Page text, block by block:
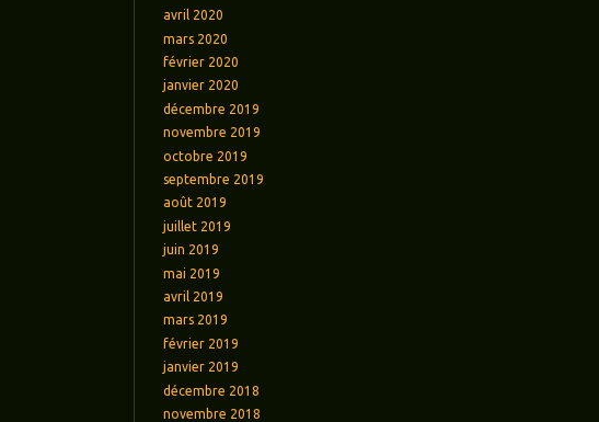
avril 2020
mars 2020
février 2020
janvier 2020
décembre 2019
novembre 2019
octobre 2019
septembre 2019
août 2019
juillet 2019
juin 2019
mai 2019
avril 2019
mars 2019
février 2019
janvier 2019
décembre 2018
novembre 2018